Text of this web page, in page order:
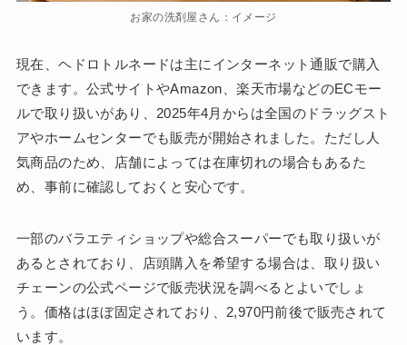
お家の洗剤屋さん：イメージ
現在、ヘドロトルネードは主にインターネット通販で購入
できます。公式サイトやAmazon、楽天市場などのECモー
ルで取り扱いがあり、2025年4月からは全国のドラッグスト
アやホームセンターでも販売が開始されました。ただし人
気商品のため、店舗によっては在庫切れの場合もあるた
め、事前に確認しておくと安心です。
一部のバラエティショップや総合スーパーでも取り扱いが
あるとされており、店頭購入を希望する場合は、取り扱い
チェーンの公式ページで販売状況を調べるとよいでしょ
う。価格はほぼ固定されており、2,970円前後で販売されて
います。